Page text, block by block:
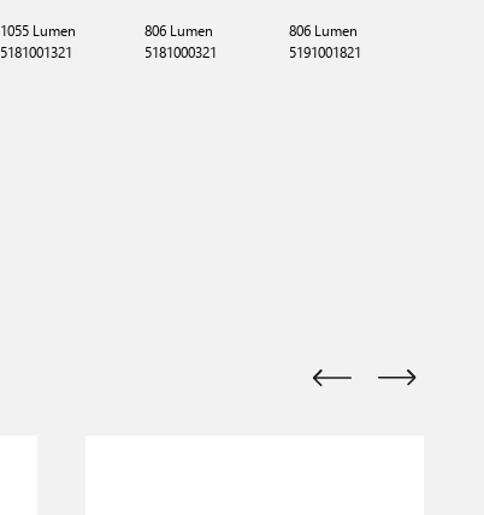
1055 Lumen
5181001321
806 Lumen
5181000321
806 Lumen
5191001821